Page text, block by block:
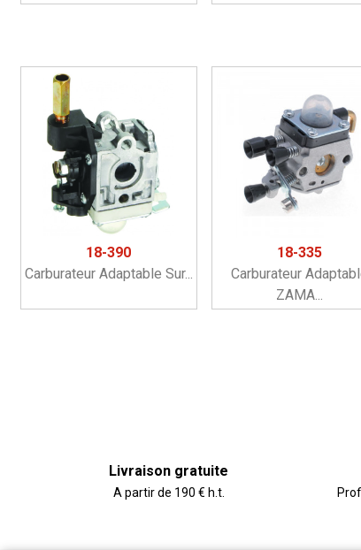
18-390
Carburateur Adaptable Sur...
18-335
Carburateur
ZAMA...
Livraison gratuite
A partir de 190 € h.t.